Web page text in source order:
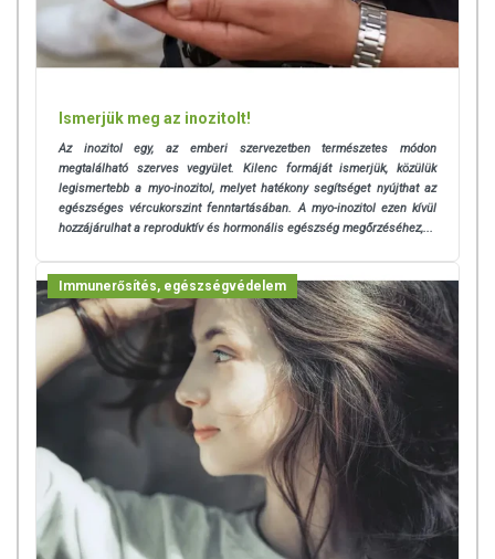
Ismerjük meg az inozitolt!
Az inozitol egy, az emberi szervezetben természetes módon
megtalálható szerves vegyület. Kilenc formáját ismerjük, közülük
legismertebb a myo-inozitol, melyet hatékony segítséget nyújthat az
egészséges vércukorszint fenntartásában.A myo-inozitol ezen kívül
hozzájárulhat a reproduktív és hormonális egészség megőrzéséhez,...
Immunerősítés, egészségvédelem